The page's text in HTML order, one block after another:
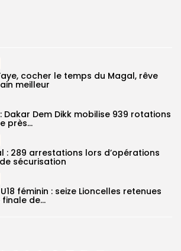
cocher le temps du Magal, rêve
meilleur
Dakar Dem Dikk mobilise 939 rotations
près...
: 289 arrestations lors d’opérations
sécurisation
féminin : seize Lioncelles retenues
de...